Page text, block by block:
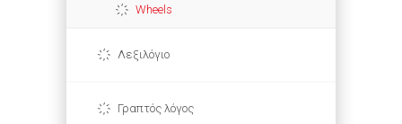
Wheels
Λεξιλόγιο
Γραπτός λόγος